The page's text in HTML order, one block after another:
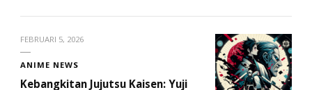
FEBRUARI 5, 2026
ANIME NEWS
Kebangkitan Jujutsu Kaisen: Yuji